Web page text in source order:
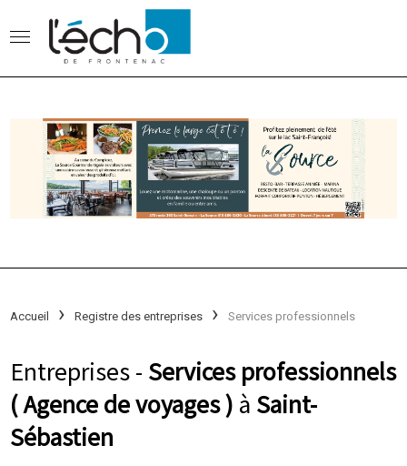
Accueil Registre des entreprises Services professionnels
Entreprises - Services professionnels
( Agence de voyages ) à Saint-
Sébastien